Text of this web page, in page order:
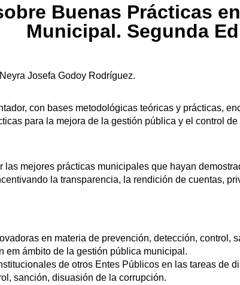
Buenas Prácticas
Municipal. Segunda
Neyra Josefa Godoy Rodríguez.
con bases metodológicas teóricas y prácticas,
para la mejora de la gestión pública y el control
las mejores prácticas municipales que hayan
la transparencia, la rendición de cuentas,
en materia de prevención, detección, control,
em ámbito de la gestión pública municipal.
de otros Entes Públicos en las tareas de
sanción, disuasión de la corrupción.